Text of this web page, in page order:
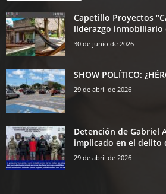
Capetillo Proyectos
liderazgo inmobiliario
30 de junio de 2026
SHOW POLÍTICO:
29 de abril de 2026
Detención de Gabriel
implicado en el delito
29 de abril de 2026